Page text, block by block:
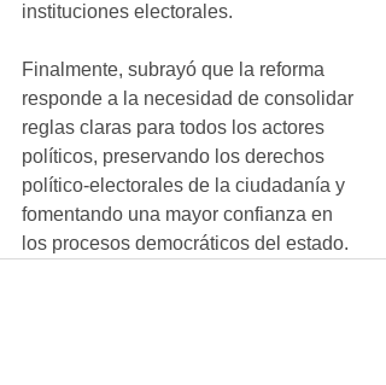
instituciones electorales.
Finalmente, subrayó que la reforma
responde a la necesidad de consolidar
reglas claras para todos los actores
políticos, preservando los derechos
político-electorales de la ciudadanía y
fomentando una mayor confianza en
los procesos democráticos del estado.